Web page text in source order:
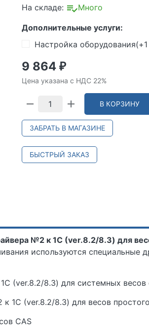
На складе: Много
Дополнительные услуги:
Настройка оборудования(+
9 864 ₽
Цена указана с НДС 22%
В КОРЗИНУ
ЗАБРАТЬ В МАГАЗИНЕ
БЫСТРЫЙ ЗАКАЗ
№2 к 1С (ver.8.2/8.3) для
используются
(ver.8.2/8.3) для системных весов
1С (ver.8.2/8.3) для весов
CAS